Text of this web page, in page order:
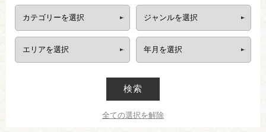
検索
全ての選択を解除